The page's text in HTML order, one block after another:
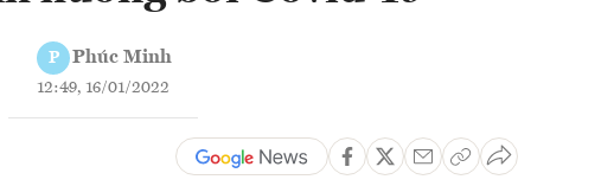
P Phúc Minh
12:49, 16/01/2022